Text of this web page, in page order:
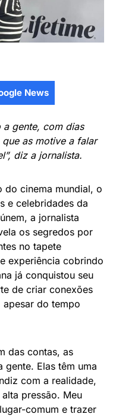
News
a gente, com dias
as motive a falar
diz a jornalista.
do cinema mundial, o
e celebridades da
a jornalista
os segredos por
no tapete
experiência cobrindo
já conquistou seu
de criar conexões
apesar do tempo
das contas, as
Elas têm uma
com a realidade,
pressão. Meu
comum e trazer